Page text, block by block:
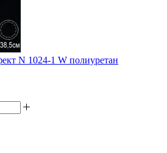
N 1024-1 W полиуретан